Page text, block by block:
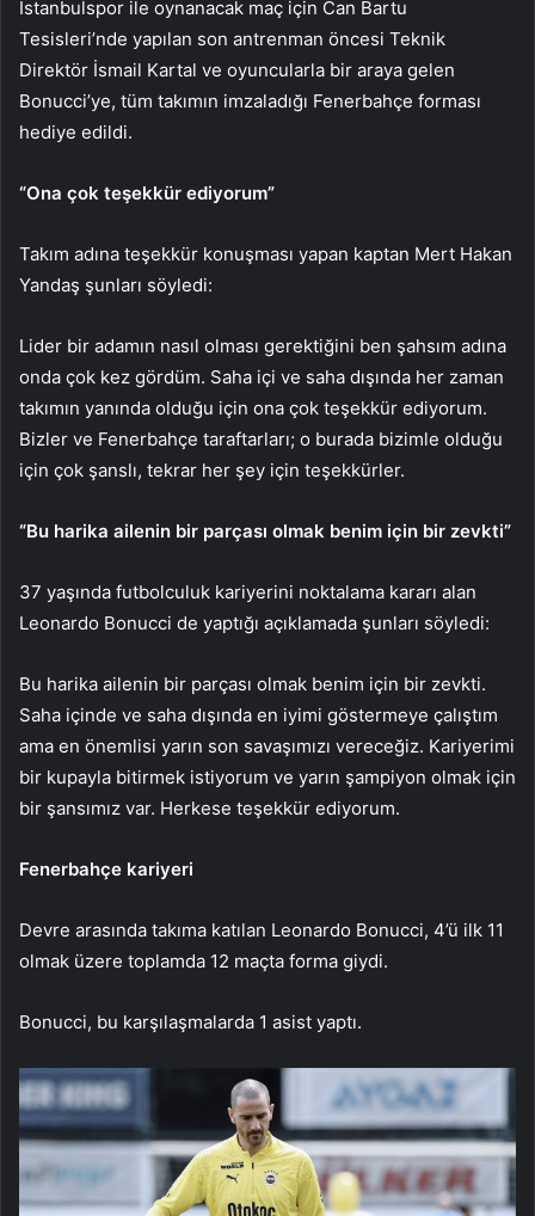
İstanbulspor ile oynanacak maç için Can Bartu
Tesisleri’nde yapılan son antrenman öncesi Teknik
Direktör İsmail Kartal ve oyuncularla bir araya gelen
Bonucci’ye, tüm takımın imzaladığı Fenerbahçe forması
hediye edildi.
“Ona çok teşekkür ediyorum”
Takım adına teşekkür konuşması yapan kaptan Mert Hakan
Yandaş şunları söyledi:
Lider bir adamın nasıl olması gerektiğini ben şahsım adına
onda çok kez gördüm. Saha içi ve saha dışında her zaman
takımın yanında olduğu için ona çok teşekkür ediyorum.
Bizler ve Fenerbahçe taraftarları; o burada bizimle olduğu
için çok şanslı, tekrar her şey için teşekkürler.
“Bu harika ailenin bir parçası olmak benim için bir zevkti”
37 yaşında futbolculuk kariyerini noktalama kararı alan
Leonardo Bonucci de yaptığı açıklamada şunları söyledi:
Bu harika ailenin bir parçası olmak benim için bir zevkti.
Saha içinde ve saha dışında en iyimi göstermeye çalıştım
ama en önemlisi yarın son savaşımızı vereceğiz. Kariyerimi
bir kupayla bitirmek istiyorum ve yarın şampiyon olmak için
bir şansımız var. Herkese teşekkür ediyorum.
Fenerbahçe kariyeri
Devre arasında takıma katılan Leonardo Bonucci, 4’ü ilk 11
olmak üzere toplamda 12 maçta forma giydi.
Bonucci, bu karşılaşmalarda 1 asist yaptı.